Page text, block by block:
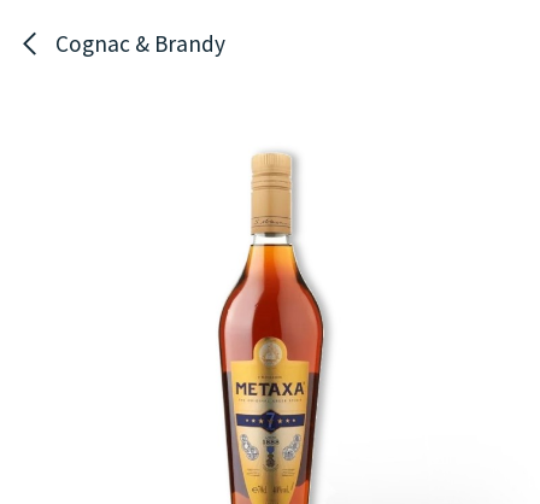
Cognac & Brandy